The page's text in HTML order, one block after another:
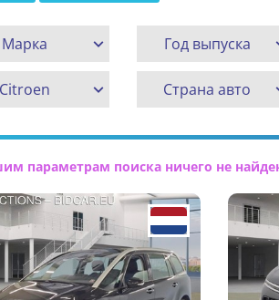
Марка
Citroen
Год выпуска
Страна авто
параметрам поиска ничего не